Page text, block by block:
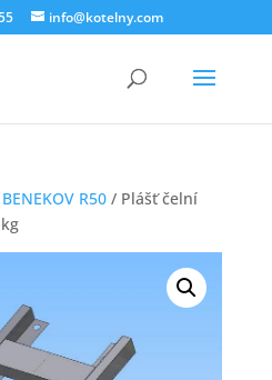
info@kotelny.com
BENEKOV R50/ Plášť čelní